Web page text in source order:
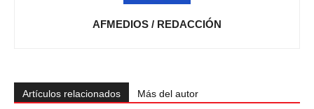
AFMEDIOS / REDACCIÓN
Artículos relacionados Más del autor